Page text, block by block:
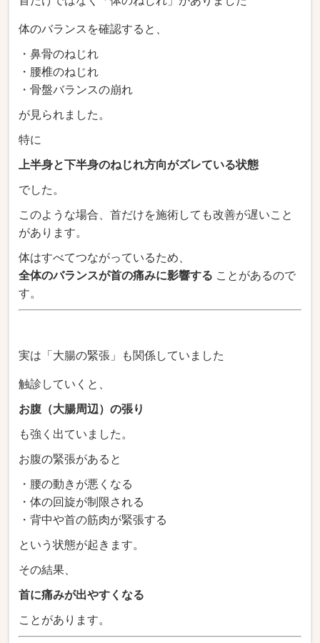
体のバランスを確認すると、
・鼻骨のねじれ
・腰椎のねじれ
・骨盤バランスの崩れ
が見られました。
特に
上半身と下半身のねじれ方向がズレている状態
でした。
このような場合、首だけを施術しても改善が遅いこと
があります。
体はすべてつながっているため、
全体のバランスが首の痛みに影響する ことがあるので
す。
実は「大腸の緊張」も関係していました
触診していくと、
お腹（大腸周辺）の張り
も強く出ていました。
お腹の緊張があると
・腰の動きが悪くなる
・体の回旋が制限される
・背中や首の筋肉が緊張する
という状態が起きます。
その結果、
首に痛みが出やすくなる
ことがあります。